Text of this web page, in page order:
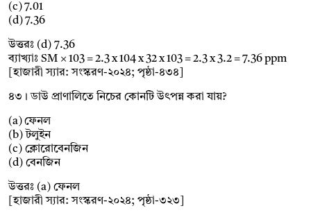
(c) 7.01
(d) 7.36
উত্তরঃ (d) 7.36
ব্যাখ্যাঃ SM × 103 = 2.3 x 104 x 32 x 103 = 2.3 x 3.2 = 7.36 ppm
[হাজারী স্যার: সংস্করণ-২০২৪; পৃষ্ঠা-৪৩৪]
৪৩। ডাউ প্রাণালিতে নিচের কোনটি উৎপন্ন করা যায়?
(a) ফেনল
(b) টলুইন
(c) ক্লোরোবেনজিন
(d) বেনজিন
উত্তরঃ (a) ফেনল
[হাজারী স্যার: সংস্করণ-২০২৪; পৃষ্ঠা-৩২৩]